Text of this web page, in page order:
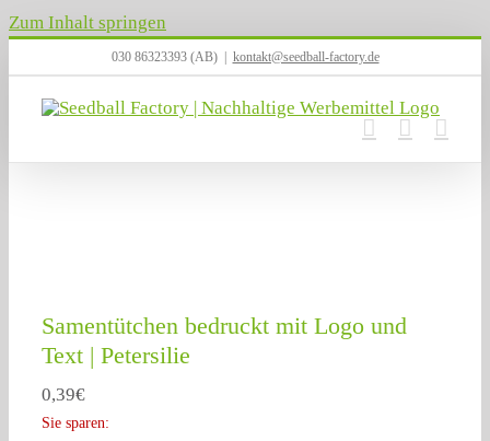
Zum Inhalt springen
030 86323393 (AB) kontakt@seedball-factory.de
Samentütchen bedruckt mit Logo und
Text | Petersilie
0,39€
Sie sparen: